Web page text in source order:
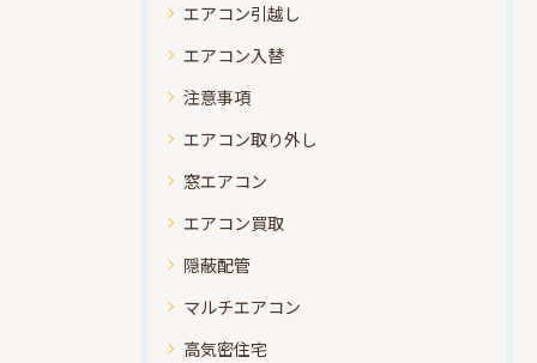
エアコン引越し
エアコン入替
注意事項
エアコン取り外し
窓エアコン
エアコン買取
隠蔽配管
マルチエアコン
高気密住宅